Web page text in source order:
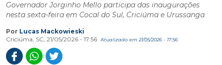
Governador Jorginho Mello participa das inaugurações
nesta sexta-feira em Cocal do Sul, Criciúma e Urussanga
Por Lucas Mackowieski
Criciúma, SC, 21/05/2026 - 17:56
Atualizado em 21/05/2026 - 17:56